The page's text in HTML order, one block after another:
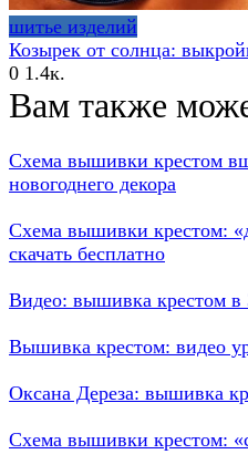
шитье изделий
Козырек от солнца:
0 1.4к.
Вам также
Схема вышивки крестом
новогоднего декора
Схема вышивки крестом:
скачать бесплатно
Видео: вышивка крестом в
Вышивка крестом: видео
Оксана Дереза: вышивка
Схема вышивки крестом: